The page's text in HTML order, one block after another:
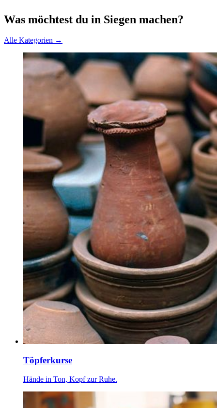
Was möchtest du in Siegen machen?
Alle Kategorien →
Töpferkurse
Hände in Ton, Kopf zur Ruhe.